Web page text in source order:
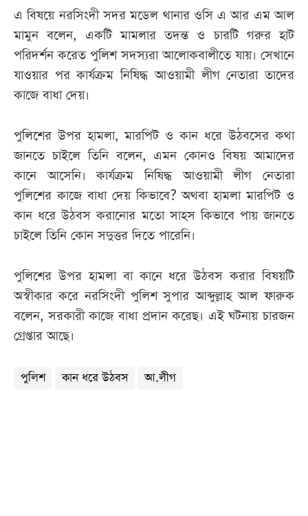
এ বিষয়ে নরসিংদী সদর মডেল থানার ওসি এ আর এম আল
মামুন বলেন, একটি মামলার তদন্ত ও চারটি গরুর হাট
পরিদর্শন করেত পুলিশ সদস্যরা আলোকবালীতে যায়। সেখানে
যাওয়ার পর কার্যক্রম নিষিদ্ধ আওয়ামী লীগ নেতারা তাদের
কাজে বাধা দেয়।
পুলিশের উপর হামলা, মারপিট ও কান ধরে উঠবসের কথা
জানতে চাইলে তিনি বলেন, এমন কোনও বিষয় আমাদের
কানে আসেনি। কার্যক্রম নিষিদ্ধ আওয়ামী লীগ নেতারা
পুলিশের কাজে বাধা দেয় কিভাবে? অথবা হামলা মারপিট ও
কান ধরে উঠবস করানোর মতো সাহস কিভাবে পায় জানতে
চাইলে তিনি কোন সদুত্তর দিতে পারেনি।
পুলিশের উপর হামলা বা কানে ধরে উঠবস করার বিষয়টি
অস্বীকার করে নরসিংদী পুলিশ সুপার আব্দুল্লাহ আল ফারুক
বলেন, সরকারী কাজে বাধা প্রদান করেছ। এই ঘটনায় চারজন
গ্রেপ্তার আছে।
পুলিশ কান ধরে উঠবস আ.লীগ